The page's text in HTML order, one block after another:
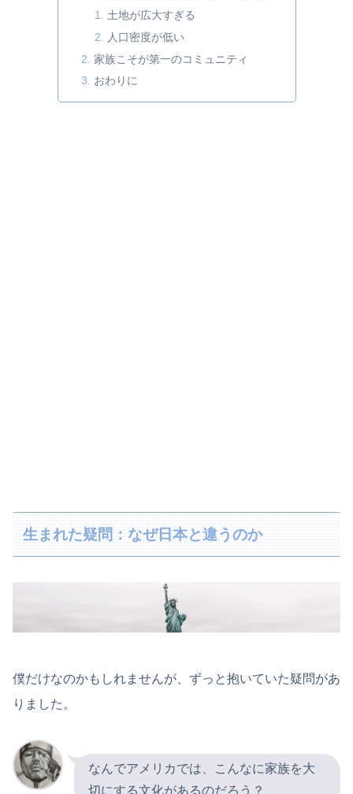
土地が広大すぎる
人口密度が低い
家族こそが第一のコミュニティ
おわりに
生まれた疑問：なぜ日本と違うのか
僕だけなのかもしれませんが、ずっと抱いていた疑問があ
りました。
なんでアメリカでは、こんなに家族を大
切にする文化があるのだろう？